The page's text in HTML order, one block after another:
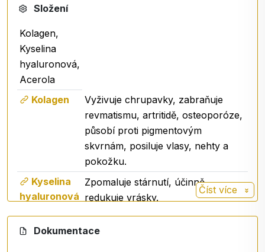
Aktivujte krásu a zdraví s Activcollagenem ve spreji
Složení
Kolagen,
Kyselina
hyaluronová,
Acerola
Kolagen
Vyživuje chrupavky, zabraňuje
revmatismu, artritidě, osteoporóze,
působí proti pigmentovým
skvrnám, posiluje vlasy, nehty a
pokožku.
Kyselina
hyaluronová
Zpomaluje stárnutí, účinně
redukuje vrásky.
Acerola
Přírodní zdroj vitaminu C.
Číst více
Dokumentace